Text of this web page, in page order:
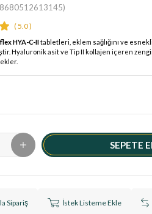
5.0
HYA-C-IItabletleri, eklem sağlığını ve
Hyaluronik asit ve Tip II kollajen içeren
Sipariş İstek Listeme Ekle